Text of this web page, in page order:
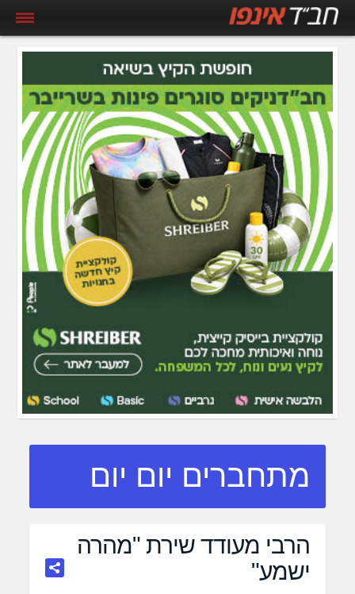
מתחברים יום יום
הרבי מעודד שירת "מהרה
ישמע"